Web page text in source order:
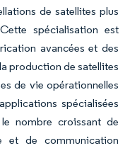
de satellites plus
spécialisation est
avancées et des
production de satellites
de vie opérationnelles
spécialisées
nombre croissant de
et de communication